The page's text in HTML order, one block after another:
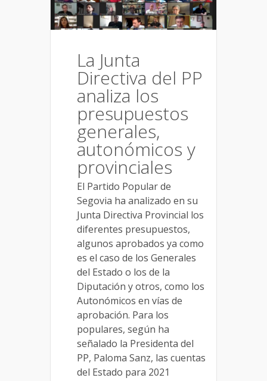
La Junta
Directiva del PP
analiza los
presupuestos
generales,
autonómicos y
provinciales
El Partido Popular de
Segovia ha analizado en su
Junta Directiva Provincial los
diferentes presupuestos,
algunos aprobados ya como
es el caso de los Generales
del Estado o los de la
Diputación y otros, como los
Autonómicos en vías de
aprobación. Para los
populares, según ha
señalado la Presidenta del
PP, Paloma Sanz, las cuentas
del Estado para 2021